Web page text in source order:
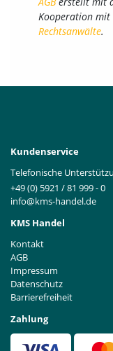
Kooperation mit
Rechtsanwälte.
Kundenservice
Telefonische
+49 (0) 5921 / 81 999 - 0
info@kms-handel.de
KMS Handel
Kontakt
AGB
Impressum
Datenschutz
Barrierefreiheit
Zahlung